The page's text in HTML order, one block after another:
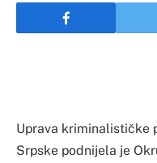
Uprava kriminalističke
Srpske podnijela je